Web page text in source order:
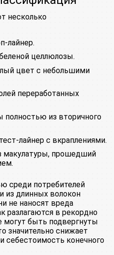
несколько
лайнер.
целлюлозы.
цвет с небольшими
переработанных
полностью из вторичного
лайнер с вкраплениями.
макулатуры, прошедший
среди потребителей
из длинных волокон
не наносят вреда
разлагаются в рекордно
могут быть подвергнуты
значительно снижает
себестоимость конечного